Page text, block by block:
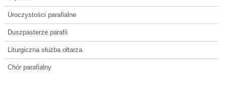
Uroczystości parafialne
Duszpasterze parafii
Liturgiczna służba ołtarza
Chór parafialny